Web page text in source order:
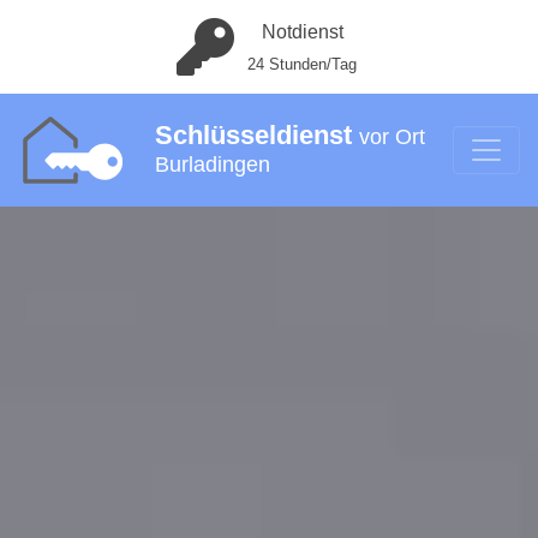
Notdienst
24 Stunden/Tag
Schlüsseldienst vor Ort
Burladingen